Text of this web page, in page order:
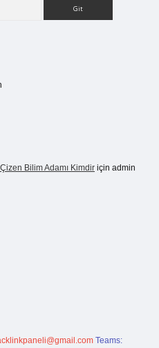
Bilim Adamı Kimdir için admin
Teams: